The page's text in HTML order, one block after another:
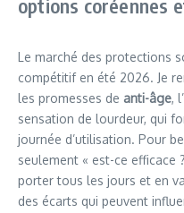
options coréennes
Le marché des protections
compétitif en été 2026. Je
les promesses de anti-âge,
sensation de lourdeur, qui
journée d’utilisation. Pour
seulement « est-ce efficace
porter tous les jours et en
des écarts qui peuvent